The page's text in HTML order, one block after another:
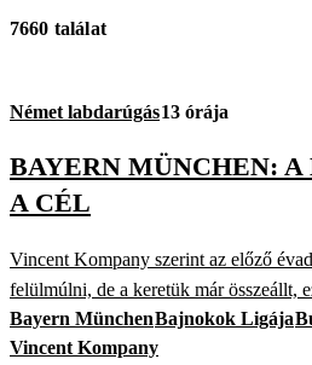
7660 találat
Német labdarúgás13 órája
BAYERN MÜNCHEN:
A CÉL
Vincent Kompany szerint az előző
felülmúlni, de a keretük már összeállt,
Bayern MünchenBajnokok Ligája
Vincent Kompany